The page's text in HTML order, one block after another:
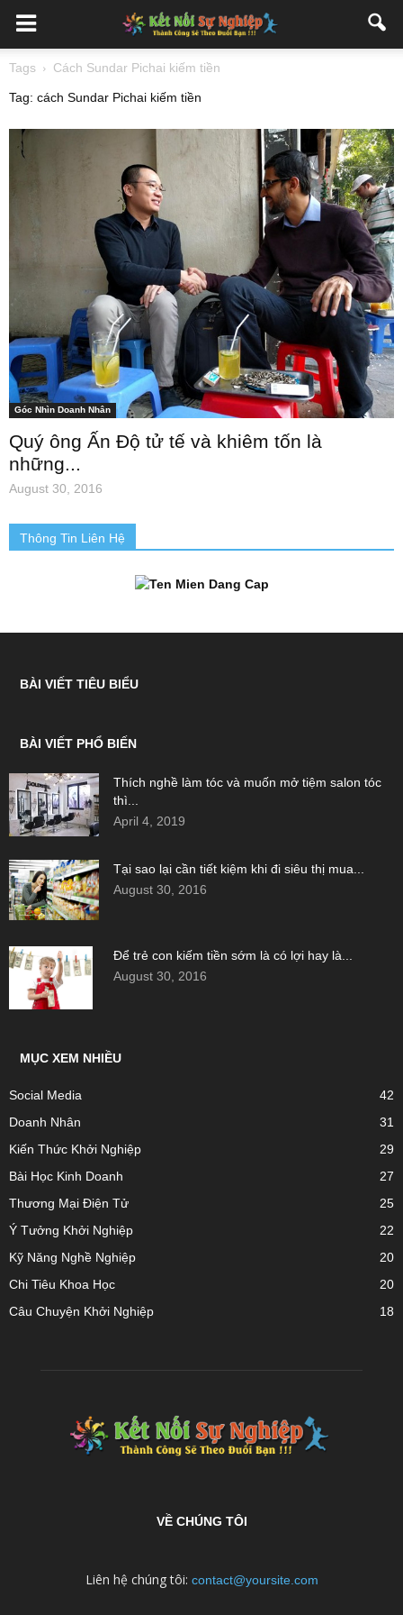
Tags Cách Sundar Pichai kiếm tiền
Tag: cách Sundar Pichai kiếm tiền
Góc Nhìn Doanh Nhân
Quý ông Ấn Độ tử tế và khiêm tốn là
những...
August 30, 2016
Thông Tin Liên Hệ
BÀI VIẾT TIÊU BIỂU
BÀI VIẾT PHỔ BIẾN
Thích nghề làm tóc và muốn mở tiệm salon tóc
thì...
April 4, 2019
Tại sao lại cần tiết kiệm khi đi siêu thị mua...
August 30, 2016
Để trẻ con kiếm tiền sớm là có lợi hay là...
August 30, 2016
MỤC XEM NHIỀU
Social Media
42
Doanh Nhân
31
Kiến Thức Khởi Nghiệp
29
Bài Học Kinh Doanh
27
Thương Mại Điện Tử
25
Ý Tưởng Khởi Nghiệp
22
Kỹ Năng Nghề Nghiệp
20
Chi Tiêu Khoa Học
20
Câu Chuyện Khởi Nghiệp
18
VỀ CHÚNG TÔI
Liên hệ chúng tôi: contact@yoursite.com